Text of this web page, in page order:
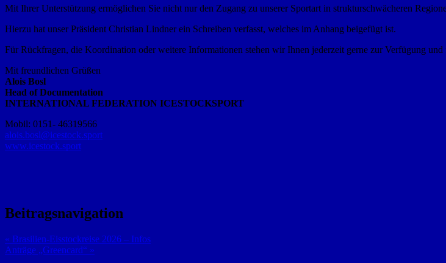
Mit Ihrer Unterstützung ermöglichen Sie nicht nur den Zugang zu unserer Sportart in strukturschwächeren
Hierzu hat unser Präsident Christian Lindner ein Schreiben verfasst, welches im Anhang beigefügt ist.
Für Rückfragen, die Koordination oder weitere Informationen stehen wir Ihnen jederzeit gerne zur Verfügung und
Mit freundlichen Grüßen
Alois Bosl
Head of Documentation
INTERNATIONAL FEDERATION ICESTOCKSPORT
Mobil: 0151- 46319566
alois.bosl@icestock.sport
www.icestock.sport
Beitragsnavigation
« Brasilien-Eisstockreise 2026 – Infos
Anträge „Greencard“ »